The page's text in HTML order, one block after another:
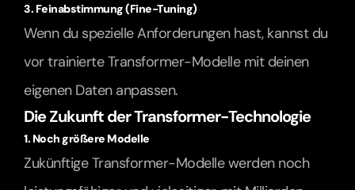
3. Feinabstimmung (Fine-Tuning)
Wenn du spezielle Anforderungen hast, kannst du
vor trainierte Transformer-Modelle mit deinen
eigenen Daten anpassen.
Die Zukunft der Transformer-Technologie
1. Noch größere Modelle
Zukünftige Transformer-Modelle werden noch